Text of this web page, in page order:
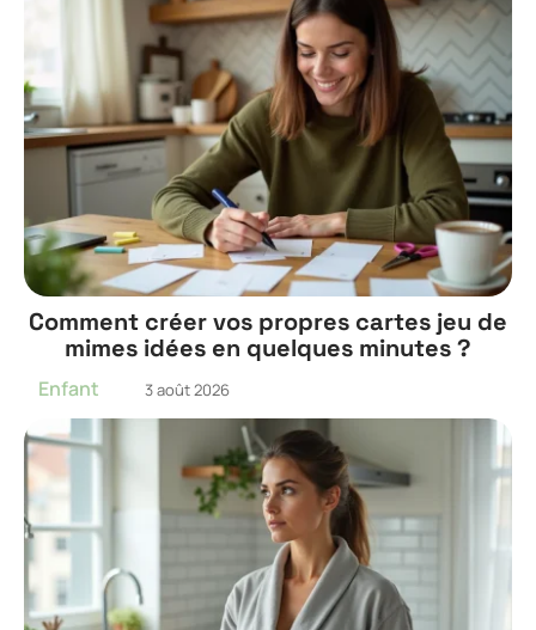
Comment créer vos propres cartes jeu de
mimes idées en quelques minutes ?
Enfant 3 août 2026